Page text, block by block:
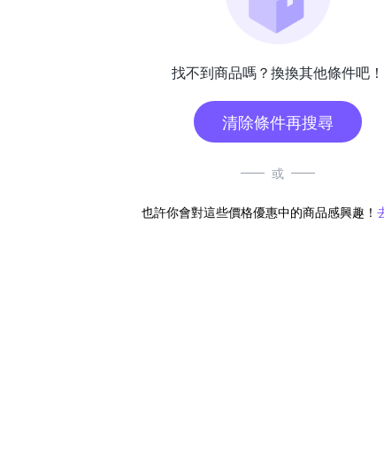
找不到商品嗎？換換其他條件吧！
清除條件再搜尋
或
也許你會對這些價格優惠中的商品感興趣！